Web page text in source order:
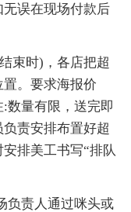
误在现场付款后
束时)，各店把超
。要求海报价
数量有限，送完即
责安排布置好超
排美工书写“排队
负责人通过咪头或